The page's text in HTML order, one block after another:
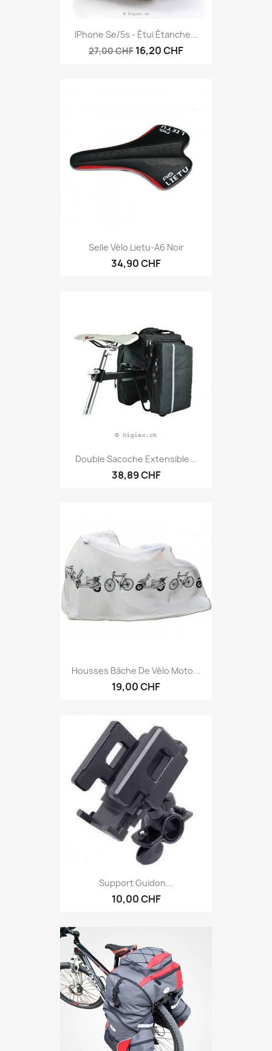
IPhone Se/5s - Étui Étanche...
27,00 CHF 16,20 CHF
Selle Vélo Lietu-A6 Noir
34,90 CHF
Double Sacoche Extensible...
38,89 CHF
Housses Bâche De Vélo Moto...
19,00 CHF
Support Guidon...
10,00 CHF